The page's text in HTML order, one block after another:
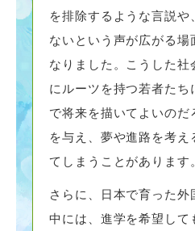
を排除するような言説
ないという声が広がる場
なりました。こうした社
にルーツを持つ若者たち
で将来を描いてよいのだ
を与え、夢や進路を考え
てしまうことがあります
さらに、日本で育った
中には、進学を希望して